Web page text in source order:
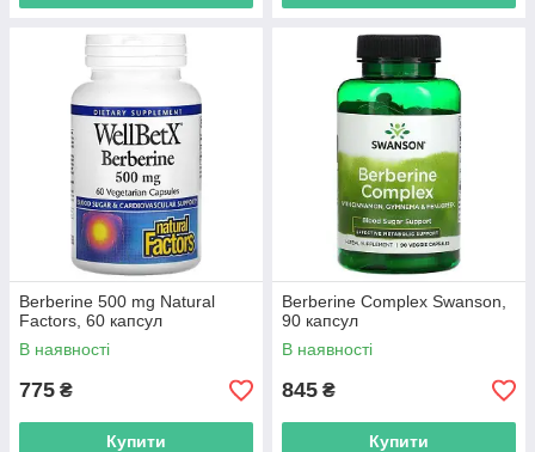
Berberine 500 mg Natural
Factors, 60 капсул
В наявності
775 ₴
Купити
Berberine Complex Swanson,
90 капсул
В наявності
845 ₴
Купити